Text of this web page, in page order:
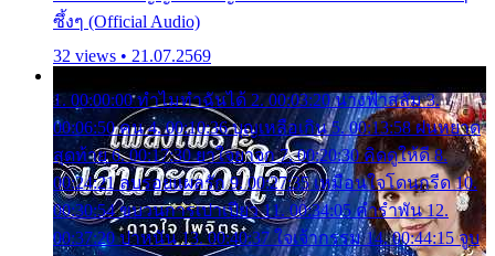
ซึ้งๆ (Official Audio)
32 views • 21.07.2569
1. 00:00:00 ทำไมทำฉันได้ 2. 00:03:20 นางฟ้าสลัม 3.
00:06:50 คน 4. 00:10:36 บุญเหลือเกิน 5. 00:13:58 ฝนหยาด
สุดท้าย 6. 00:17:30 ยาใจยาจก 7. 00:20:30 คิดดูให้ดี 8.
00:24:21 ลบรอยแผลรัก 9. 00:27:35 เหมือนใจโดนกรีด 10.
00:30:54 ขบวนการเปาเปียว 11. 00:34:05 คำรำพัน 12.
00:37:20 ปาหนัน 13. 00:40:37 ใจเจ้ากรรม 14. 00:44:15 จูบ